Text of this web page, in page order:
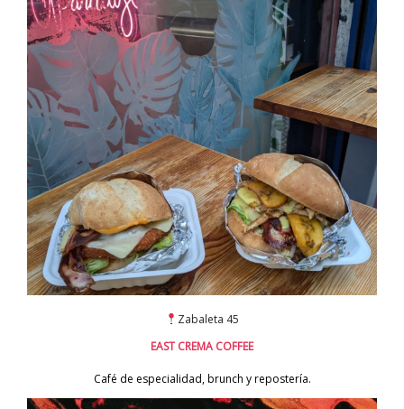
Zabaleta 45
EAST CREMA COFFEE
Café de especialidad, brunch y repostería.